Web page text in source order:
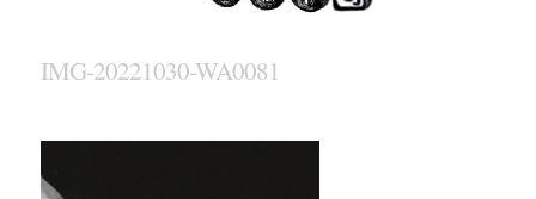
IMG-20221030-WA0081